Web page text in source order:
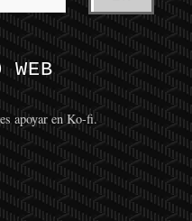
apoyar en Ko-fi.